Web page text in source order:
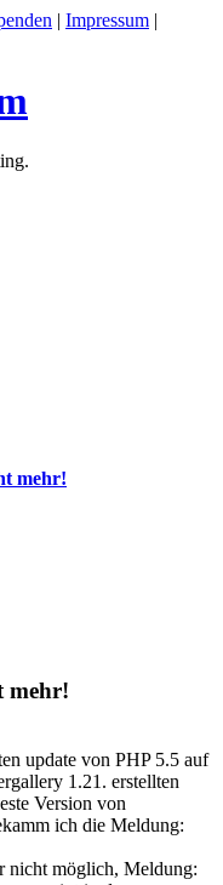
| Impressum |
mehr!
mehr!
update von PHP 5.5 auf
1.21. erstellten
Version von
ich die Meldung:
nicht möglich, Meldung: